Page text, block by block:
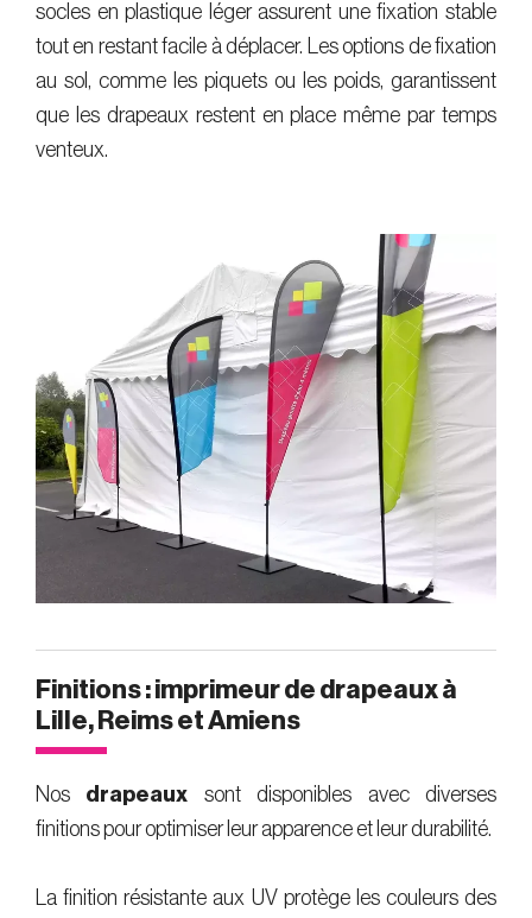
socles en plastique léger assurent une fixation stable
tout en restant facile à déplacer. Les options de fixation
au sol, comme les piquets ou les poids, garantissent
que les drapeaux restent en place même par temps
venteux.
Finitions : imprimeur de drapeaux à
Lille, Reims et Amiens
Nos drapeaux sont disponibles avec diverses
finitions pour optimiser leur apparence et leur durabilité.
La finition résistante aux UV protège les couleurs des